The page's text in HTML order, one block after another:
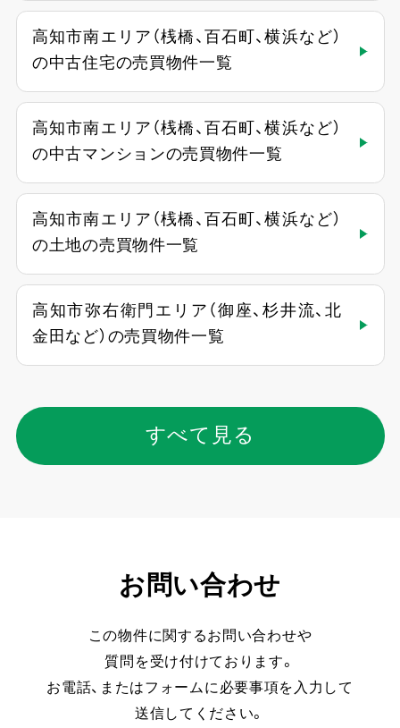
高知市南エリア（桟橋、百石町、横浜など）
の中古住宅の売買物件一覧
高知市南エリア（桟橋、百石町、横浜など）
の中古マンションの売買物件一覧
高知市南エリア（桟橋、百石町、横浜など）
の土地の売買物件一覧
高知市弥右衛門エリア（御座、杉井流、北
金田など）の売買物件一覧
すべて見る
お問い合わせ
この物件に関するお問い合わせや
質問を受け付けております。
お電話、またはフォームに必要事項を入力して
送信してください。